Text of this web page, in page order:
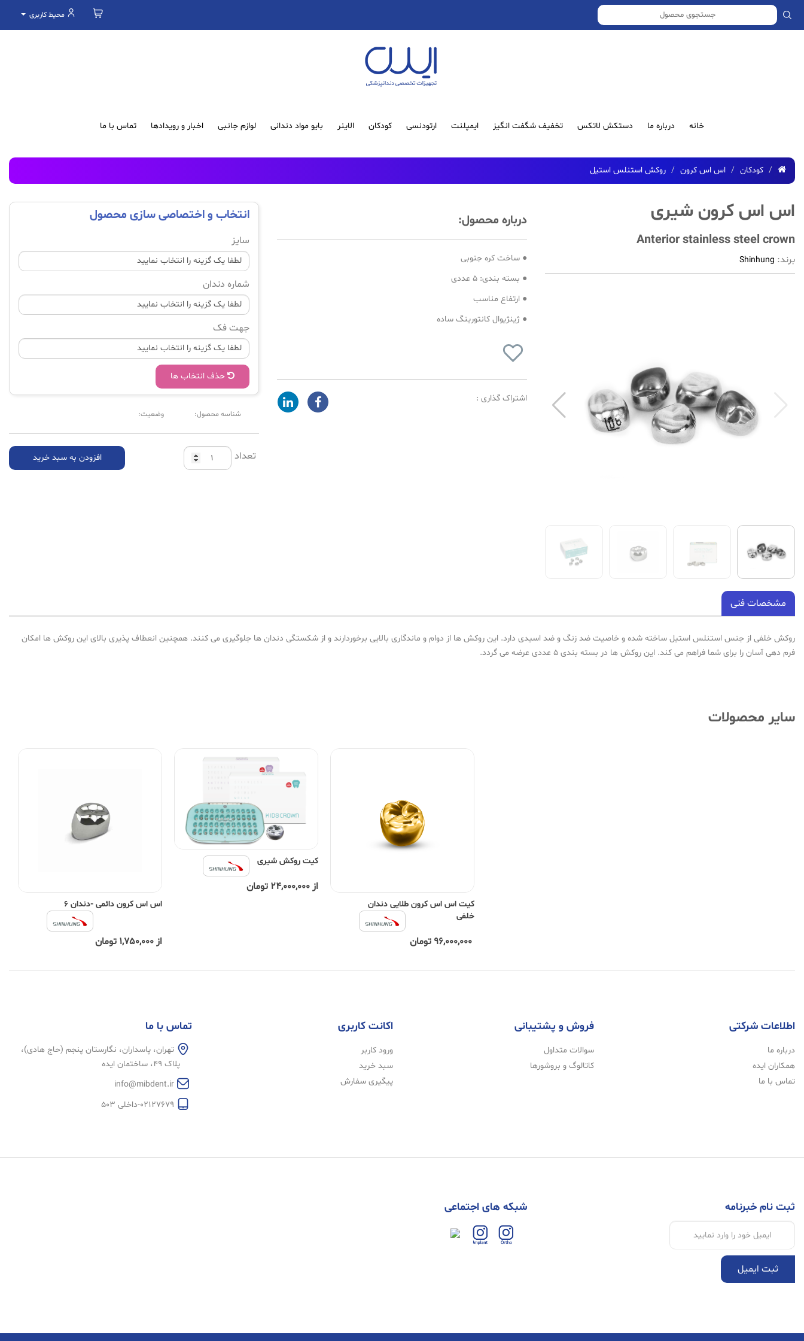
محیط کاربری
خانه درباره ما دستکش لاتکس تخفیف شگفت انگیز ایمپلنت ارتودنسی کودکان الاینر بایو مواد دندانی لوازم جانبی اخبار و رویدادها تماس با ما
کودکان اس اس کرون روکش استنلس استیل
اس اس کرون شیری
Anterior stainless steel crown
برند: Shinhung
درباره محصول:
● ساخت کره جنوبی
● بسته بندی: 5 عددی
● ارتفاع مناسب
● ژینژیوال کانتورینگ ساده
اشتراک گذاری :
انتخاب و اختصاصی سازی محصول
سایز
شماره دندان
جهت فک
حذف انتخاب ها
شناسه محصول: وضعیت:
تعداد افزودن به سبد خرید
مشخصات فنی
روکش خلفی از جنس استنلس استیل ساخته شده و خاصیت ضد زنگ و ضد اسیدی دارد. این روکش ها از دوام و ماندگاری بالایی برخوردارند و از شکستگی دندان ها جلوگیری می کنند. همچنین انعطاف پذیری بالای این روکش ها امکان
فرم دهی آسان را برای شما فراهم می کند. این روکش ها در بسته بندی 5 عددی عرضه می گردد.
سایر محصولات
اس اس کرون دائمی -دندان 6
از 1,750,000 تومان
کیت روکش شیری
از 24,000,000 تومان
کیت اس اس کرون طلایی دندان
خلفی
اطلاعات شرکتی
درباره ما
همکاران ایده
تماس با ما
فروش و پشتیبانی
سوالات متداول
کاتالوگ و بروشورها
اکانت کاربری
ورود کاربر
سبد خرید
پیگیری سفارش
تماس با ما
تهران، پاسداران، نگارستان پنجم (حاج هادی)،
پلاک 49، ساختمان ایده
info@mibdent.ir
02127679-داخلی 503
ثبت نام خبرنامه
ثبت ایمیل
شبکه های اجتماعی